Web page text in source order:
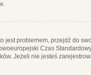
jest problemem, przejdź do
Czas
Jeżeli nie jesteś